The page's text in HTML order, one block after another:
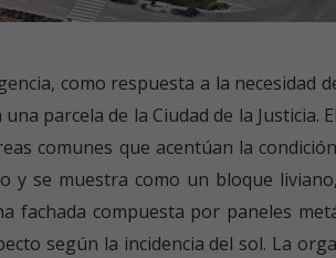
como respuesta a la necesidad
parcela de la Ciudad de la Justicia.
comunes que acentúan la
se muestra como un bloque
fachada compuesta por paneles
según la incidencia del sol. La